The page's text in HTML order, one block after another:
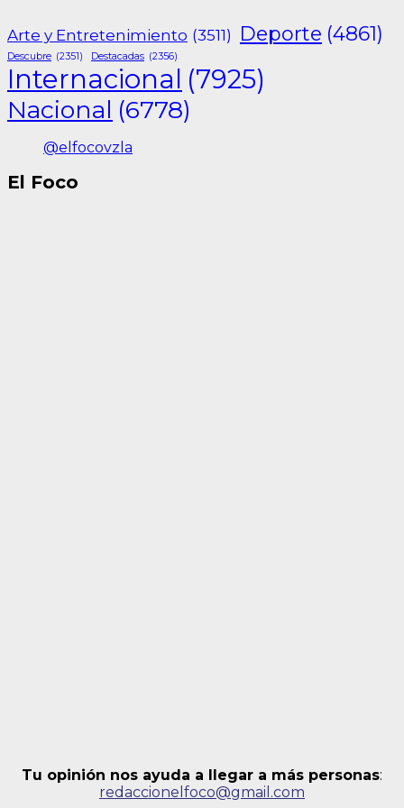
Arte y Entretenimiento (3511) Deporte (4861)
Descubre (2351) Destacadas (2356)
Internacional (7925)
Nacional (6778)
@elfocovzla
El Foco
Tu opinión nos ayuda a llegar a más personas:
redaccionelfoco@gmail.com